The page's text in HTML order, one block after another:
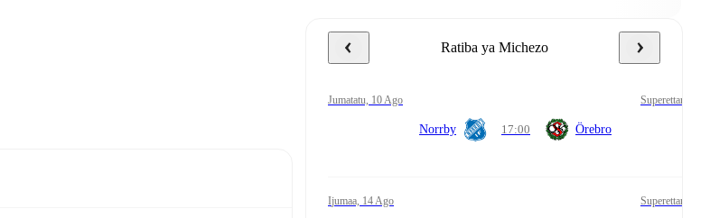
Ratiba ya Michezo
Jumatatu, 10 Ago Superettan
Norrby 17:00 Örebro
Ijumaa, 14 Ago Superettan